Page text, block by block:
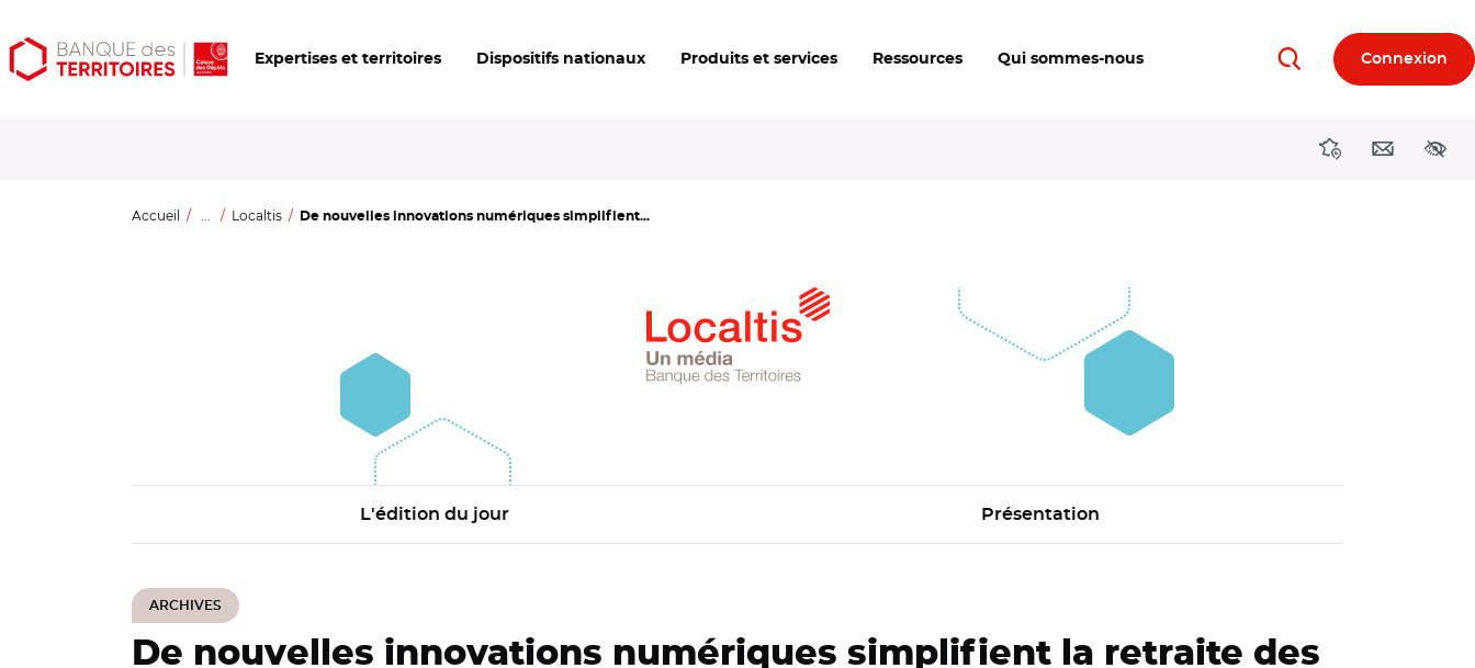
Aller
au
Aller
au
Ouvrir
les
Expertises et territoires Dispositifs nationaux Produits et services Ressources Qui sommes-nous RechercherConnexion
DirectionsContact
Accueil ... Localtis De nouvelles innovations numériques simplifient...
L'édition du jour Présentation
ARCHIVES
De nouvelles innovations numériques simplifient la retraite des